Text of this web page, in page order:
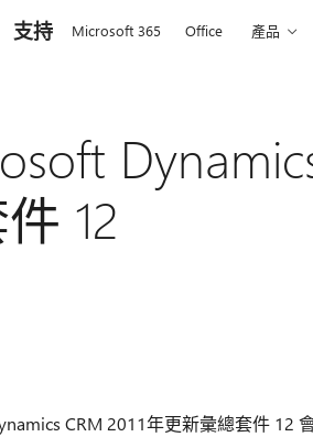
支持 Microsoft 365 Office 產品
12
CRM 2011年更新彙總套件 12